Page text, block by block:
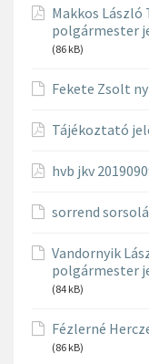
Makkos
polgármester
(86 kB)
Fekete Zsolt
Tájékoztató
hvb jkv
sorrend
Vandornyik
polgármester
(84 kB)
Fézlerné
(86 kB)